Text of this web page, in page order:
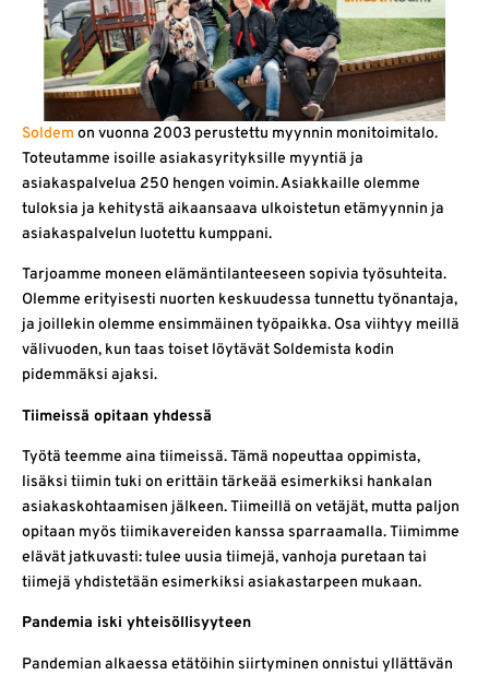
Soldem on vuonna 2003 perustettu myynnin monitoimitalo.
Toteutamme isoille asiakasyrityksille myyntiä ja
asiakaspalvelua 250 hengen voimin. Asiakkaille olemme
tuloksia ja kehitystä aikaansaava ulkoistetun etämyynnin ja
asiakaspalvelun luotettu kumppani.
Tarjoamme moneen elämäntilanteeseen sopivia työsuhteita.
Olemme erityisesti nuorten keskuudessa tunnettu työnantaja,
ja joillekin olemme ensimmäinen työpaikka. Osa viihtyy meillä
välivuoden, kun taas toiset löytävät Soldemista kodin
pidemmäksi ajaksi.
Tiimeissä opitaan yhdessä
Työtä teemme aina tiimeissä. Tämä nopeuttaa oppimista,
lisäksi tiimin tuki on erittäin tärkeää esimerkiksi hankalan
asiakaskohtaamisen jälkeen. Tiimeillä on vetäjät, mutta paljon
opitaan myös tiimikavereiden kanssa sparraamalla. Tiimimme
elävät jatkuvasti: tulee uusia tiimejä, vanhoja puretaan tai
tiimejä yhdistetään esimerkiksi asiakastarpeen mukaan.
Pandemia iski yhteisöllisyyteen
Pandemian alkaessa etätöihin siirtyminen onnistui yllättävän